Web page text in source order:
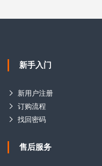
新手入门
新用户注册
订购流程
找回密码
售后服务